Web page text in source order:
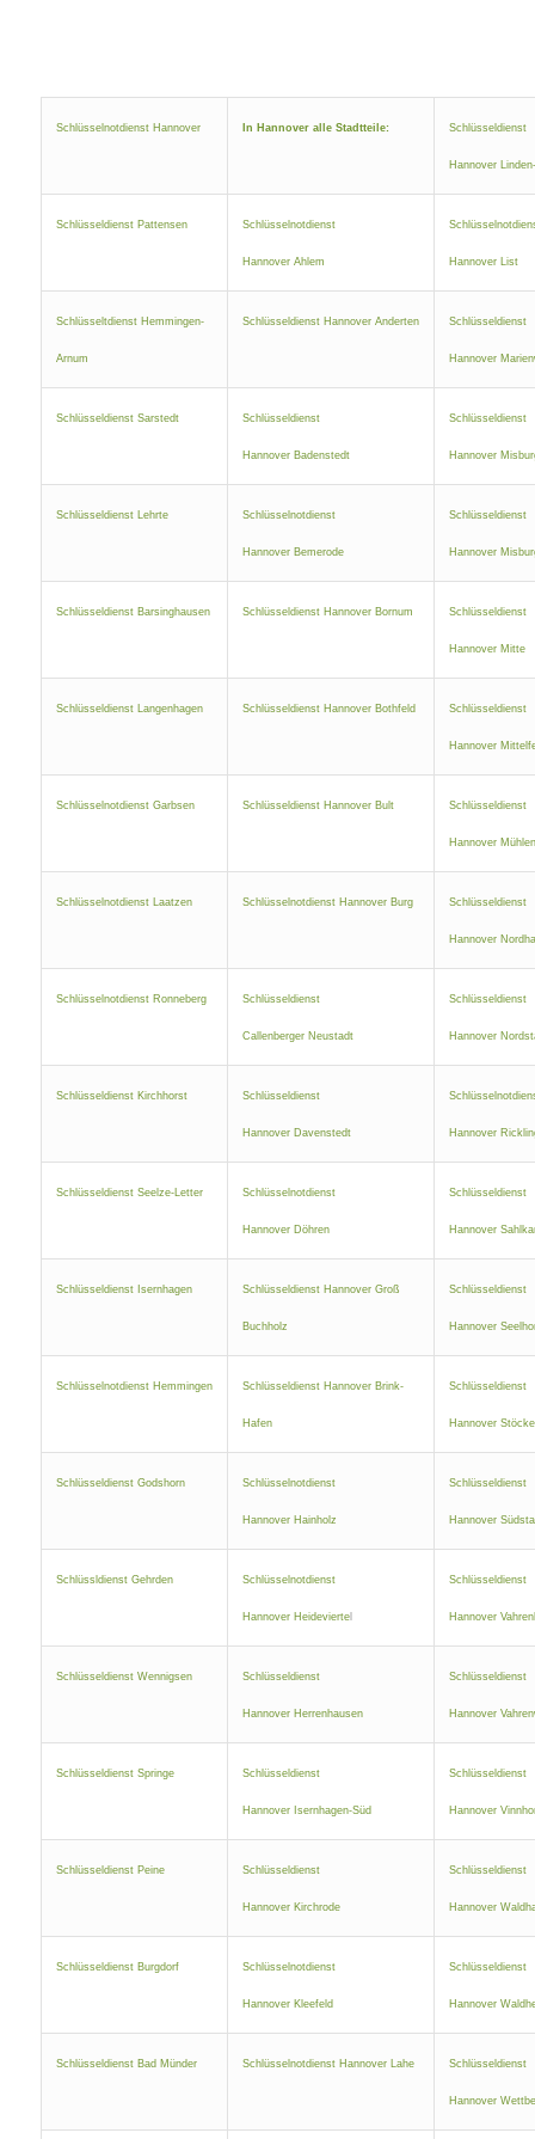
Schlüsselnotdienst Hannover In Hannover alle Stadtteile: Schlüsseldienst
Hannover
Schlüsseldienst Pattensen Schlüsselnotdienst
Hannover Ahlem Hannover List
Schlüsseltdienst Hemmingen-
Arnum
Schlüsseldienst Hannover Anderten Schlüsseldienst
Hannover
Schlüsseldienst Sarstedt Schlüsseldienst
Hannover Badenstedt
Schlüsseldienst
Hannover
Schlüsseldienst Lehrte Schlüsselnotdienst
Hannover Bemerode
Schlüsseldienst
Hannover
Schlüsseldienst Barsinghausen Schlüsseldienst Hannover Bornum Schlüsseldienst
Hannover Mitte
Schlüsseldienst Langenhagen Schlüsseldienst Hannover Bothfeld Schlüsseldienst
Hannover
Schlüsselnotdienst Garbsen Schlüsseldienst Hannover Bult Schlüsseldienst
Hannover
Schlüsselnotdienst Laatzen Schlüsselnotdienst Hannover Burg Schlüsseldienst
Hannover
Schlüsselnotdienst Ronneberg Schlüsseldienst
Callenberger Neustadt
Schlüsseldienst
Hannover
Schlüsseldienst Kirchhorst Schlüsseldienst
Hannover Davenstedt Hannover
Schlüsseldienst Seelze-Letter Schlüsselnotdienst
Hannover Döhren
Schlüsseldienst
Hannover
Schlüsseldienst Isernhagen Schlüsseldienst Hannover Groß
Buchholz
Schlüsseldienst
Hannover
Schlüsselnotdienst Hemmingen Schlüsseldienst Hannover Brink-
Hafen
Schlüsseldienst
Hannover
Schlüsseldienst Godshorn Schlüsselnotdienst
Hannover Hainholz
Schlüsseldienst
Hannover
Schlüssldienst Gehrden Schlüsselnotdienst
Hannover Heideviertel
Schlüsseldienst
Hannover
Schlüsseldienst Wennigsen Schlüsseldienst
Hannover Herrenhausen
Schlüsseldienst
Hannover
Schlüsseldienst Springe Schlüsseldienst
Hannover Isernhagen-Süd
Schlüsseldienst
Hannover
Schlüsseldienst Peine Schlüsseldienst
Hannover Kirchrode
Schlüsseldienst
Hannover
Schlüsseldienst Burgdorf Schlüsselnotdienst
Hannover Kleefeld
Schlüsseldienst
Hannover
Schlüsseldienst Bad Münder Schlüsselnotdienst Hannover Lahe Schlüsseldienst
Hannover